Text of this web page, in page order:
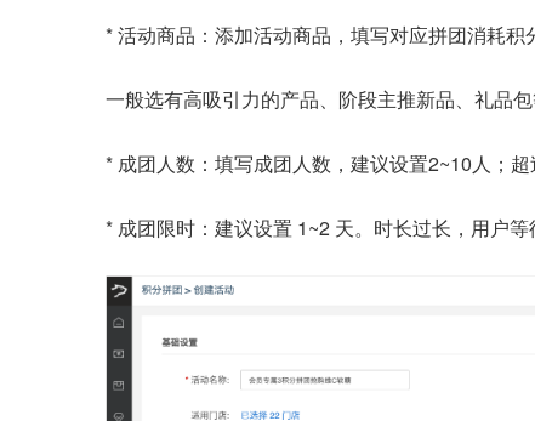
* 活动商品：添加活动商品，填写对应拼团消耗积
一般选有高吸引力的产品、阶段主推新品、礼品
* 成团人数：填写成团人数，建议设置2~10人；
* 成团限时：建议设置 1~2 天。时长过长，用户等